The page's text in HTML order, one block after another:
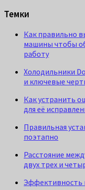
Темки
Как правильно
машины чтобы
работу
Холодильники
и ключевые
Как устранить
для её
Правильная
поэтапно
Расстояние
двух трех и
Эффективность